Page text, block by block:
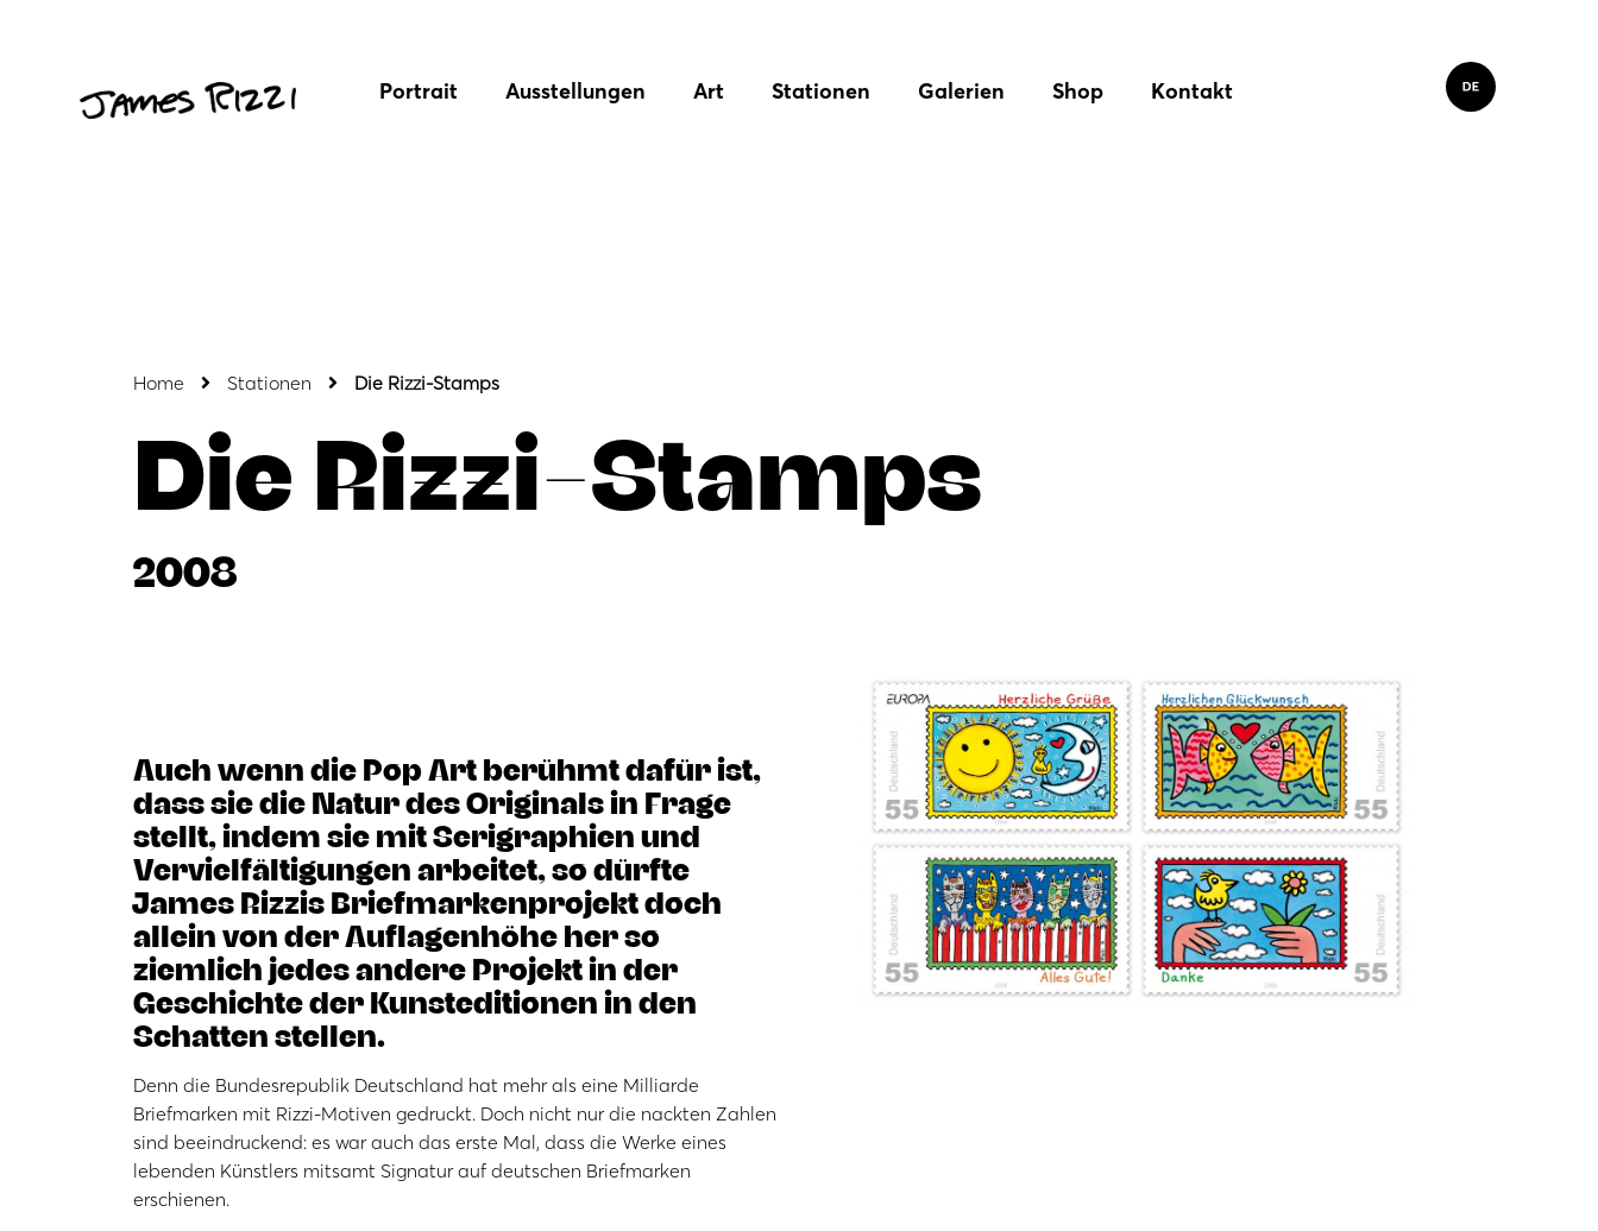
Portrait Ausstellungen Art Stationen Galerien Shop Kontakt
Home Stationen Die Rizzi-Stamps
Die Rizzi-Stamps
2008
Auch wenn die Pop Art berühmt dafür ist,
dass sie die Natur des Originals in Frage
stellt, indem sie mit Serigraphien und
Vervielfältigungen arbeitet, so dürfte
James Rizzis Briefmarkenprojekt doch
allein von der Auflagenhöhe her so
ziemlich jedes andere Projekt in der
Geschichte der Kunsteditionen in den
Schatten stellen.
Denn die Bundesrepublik Deutschland hat mehr als eine Milliarde
Briefmarken mit Rizzi-Motiven gedruckt. Doch nicht nur die nackten Zahlen
sind beeindruckend: es war auch das erste Mal, dass die Werke eines
lebenden Künstlers mitsamt Signatur auf deutschen Briefmarken
erschienen.